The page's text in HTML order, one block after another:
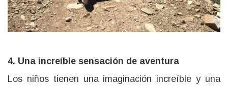
4. Una increíble sensación de aventura
Los niños tienen una imaginación increíble y una